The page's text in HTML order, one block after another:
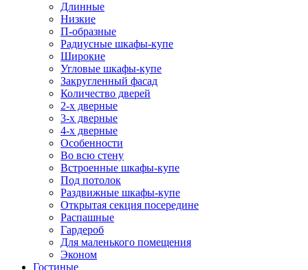
Длинные
Низкие
П-образные
Радиусные шкафы-купе
Широкие
Угловые шкафы-купе
Закругленный фасад
Количество дверей
2-х дверные
3-х дверные
4-х дверные
Особенности
Во всю стену
Встроенные шкафы-купе
Под потолок
Раздвижные шкафы-купе
Открытая секция посередине
Распашные
Гардероб
Для маленького помещения
Эконом
Гостиные